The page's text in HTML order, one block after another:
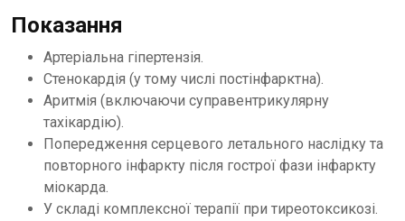
Показання
Артеріальна гіпертензія.
Стенокардія (у тому числі постінфарктна).
Аритмія (включаючи суправентрикулярну
тахікардію).
Попередження серцевого летального наслідку та
повторного інфаркту після гострої фази інфаркту
міокарда.
У складі комплексної терапії при тиреотоксикозі.